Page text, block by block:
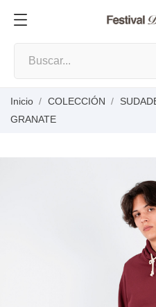
Inicio COLECCIÓN
GRANATE